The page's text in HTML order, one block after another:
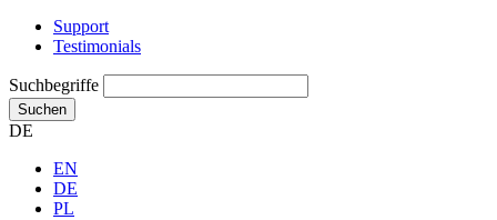
Support
Testimonials
Suchbegriffe
Suchen
DE
EN
DE
PL